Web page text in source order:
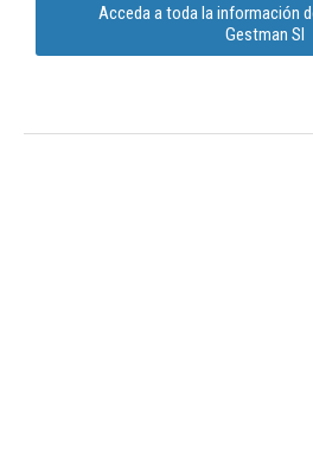
Acceda a toda la información
Gestman Sl